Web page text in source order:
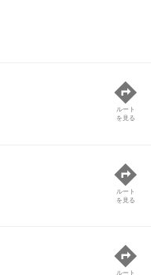
ルート
を見る
ルート
を見る
ルート